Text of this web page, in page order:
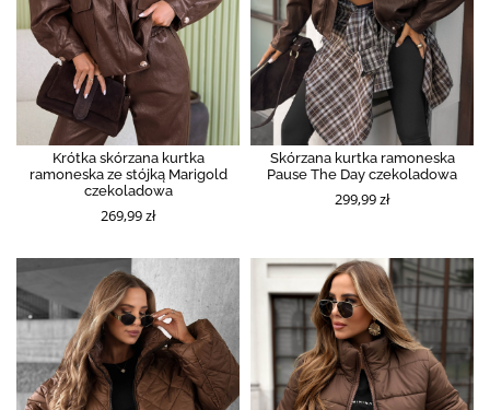
Krótka skórzana kurtka
ramoneska ze stójką Marigold
czekoladowa
269,99 zł
Skórzana kurtka ramoneska
Pause The Day czekoladowa
299,99 zł